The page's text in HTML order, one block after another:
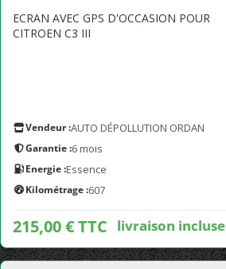
ECRAN AVEC GPS D'OCCASION POUR
CITROEN C3 III
Vendeur :AUTO DÉPOLLUTION ORDAN
Garantie :6 mois
Energie :Essence
Kilométrage :607
215,00 € TTC livraison incluse